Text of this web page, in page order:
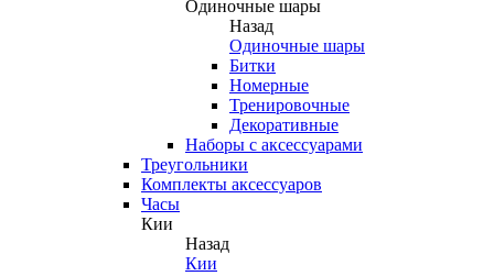
Одиночные шары
Назад
Одиночные шары
Битки
Номерные
Тренировочные
Декоративные
Наборы с аксессуарами
Треугольники
Комплекты аксессуаров
Часы
Кии
Назад
Кии